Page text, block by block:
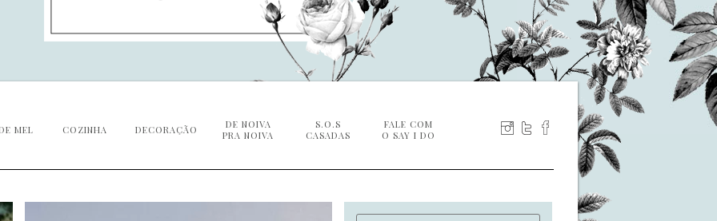
MEL COZINHA DECORAÇÃO
DE NOIVA
PRA NOIVA
S.O.S
CASADAS
FALE COM
O SAY I DO